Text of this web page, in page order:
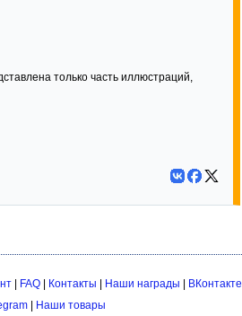
только часть иллюстраций,
| FAQ| Контакты Наши награды
ВКонтакте
Наши товары